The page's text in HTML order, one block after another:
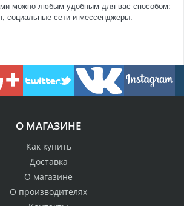
можно любым удобным для вас способом:
социальные сети и мессенджеры.
О МАГАЗИНЕ
Как купить
Доставка
О магазине
О производителях